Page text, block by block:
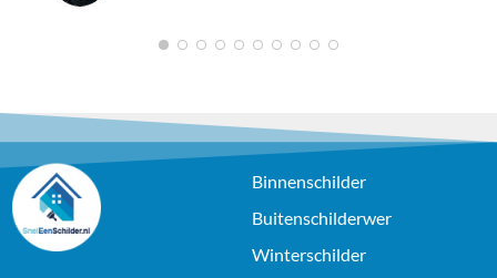
Binnenschilder
Buitenschilderwer
Winterschilder